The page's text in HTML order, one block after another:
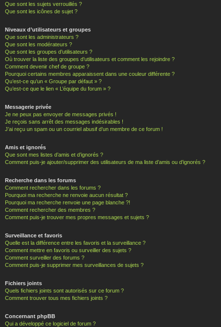
Que sont les sujets verrouillés ?
Que sont les icônes de sujet ?
Niveaux d’utilisateurs et groupes
Que sont les administrateurs ?
Que sont les modérateurs ?
Que sont les groupes d’utilisateurs ?
Où trouver la liste des groupes d’utilisateurs et comment les rejoindre ?
Comment devenir chef de groupe ?
Pourquoi certains membres apparaissent dans une couleur différente ?
Qu’est-ce qu’un « Groupe par défaut » ?
Qu’est-ce que le lien « L’équipe du forum » ?
Messagerie privée
Je ne peux pas envoyer de messages privés !
Je reçois sans arrêt des messages indésirables !
J’ai reçu un spam ou un courriel abusif d’un membre de ce forum !
Amis et ignorés
Que sont mes listes d’amis et d’ignorés ?
Comment puis-je ajouter/supprimer des utilisateurs de ma liste d’amis ou d’ignorés ?
Recherche dans les forums
Comment rechercher dans les forums ?
Pourquoi ma recherche ne renvoie aucun résultat ?
Pourquoi ma recherche renvoie une page blanche ?!
Comment rechercher des membres ?
Comment puis-je trouver mes propres messages et sujets ?
Surveillance et favoris
Quelle est la différence entre les favoris et la surveillance ?
Comment mettre en favoris ou surveiller des sujets ?
Comment surveiller des forums ?
Comment puis-je supprimer mes surveillances de sujets ?
Fichiers joints
Quels fichiers joints sont autorisés sur ce forum ?
Comment trouver tous mes fichiers joints ?
Concernant phpBB
Qui a développé ce logiciel de forum ?